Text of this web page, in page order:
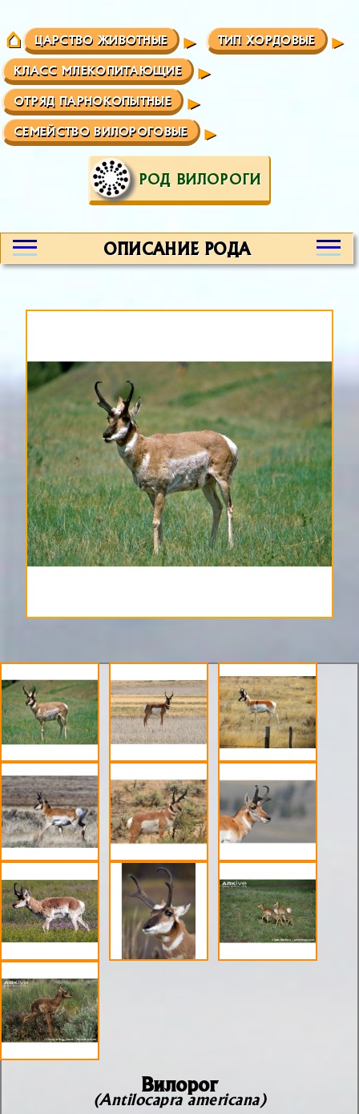
ЦАРСТВО ЖИВОТНЫЕ ТИП ХОРДОВЫЕ
КЛАСС МЛЕКОПИТАЮЩИЕ
ОТРЯД ПАРНОКОПЫТНЫЕ
СЕМЕЙСТВО ВИЛОРОГОВЫЕ
РОД ВИЛОРОГИ
ОПИСАНИЕ РОДА
Вилорог
(Antilocapra americana)